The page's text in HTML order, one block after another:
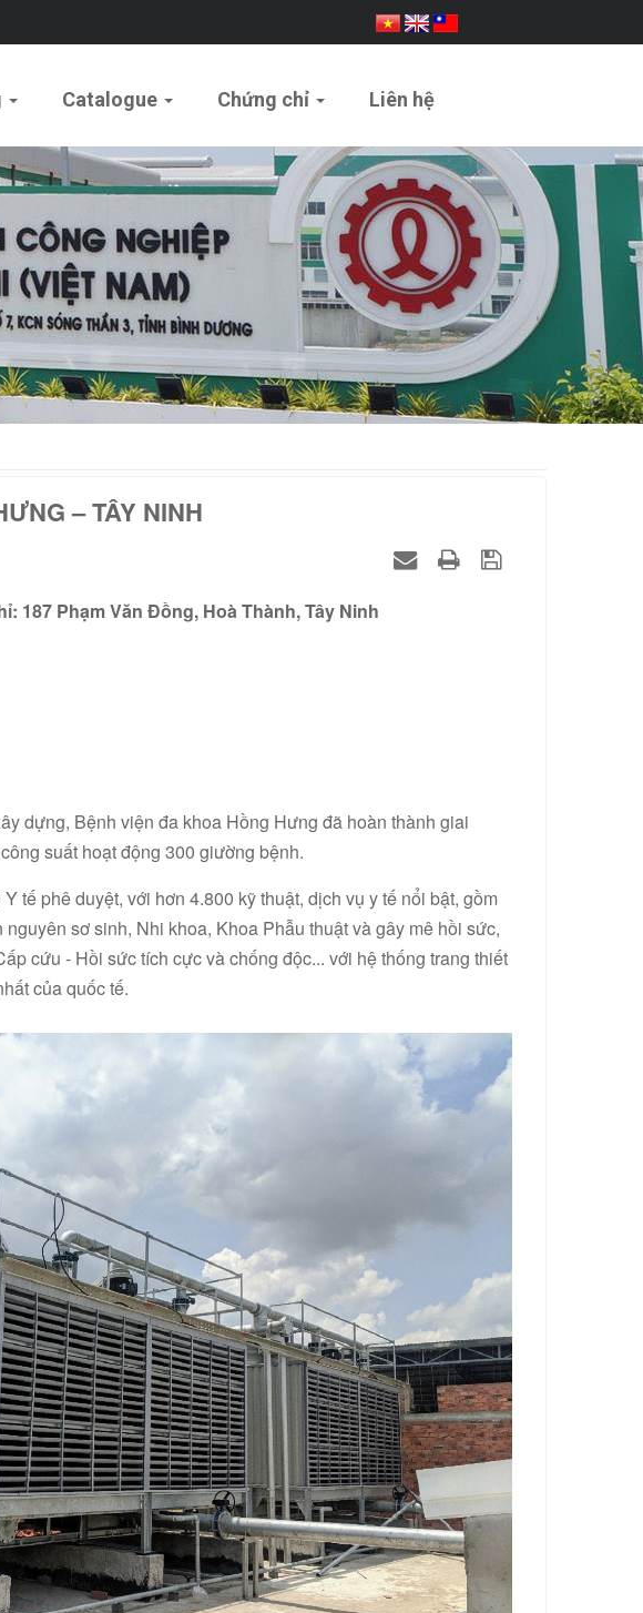
Catalogue Chứng chỉ Liên hệ
– TÂY NINH
187 Phạm Văn Đồng, Hoà Thành, Tây Ninh
dựng, Bệnh viện đa khoa Hồng Hưng đã hoàn thành giai
suất hoạt động 300 giường bệnh.
tế phê duyệt, với hơn 4.800 kỹ thuật, dịch vụ y tế nổi bật, gồm
sơ sinh, Nhi khoa, Khoa Phẫu thuật và gây mê hồi sức,
cứu - Hồi sức tích cực và chống độc... với hệ thống trang thiết
của quốc tế.